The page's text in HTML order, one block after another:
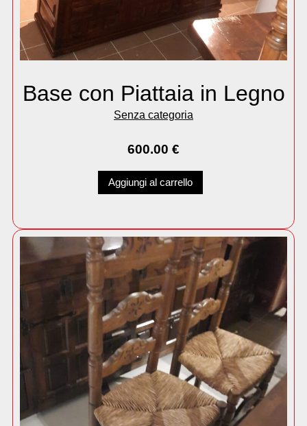
Base con Piattaia in Legno
Senza categoria
600.00 €
Aggiungi al carrello